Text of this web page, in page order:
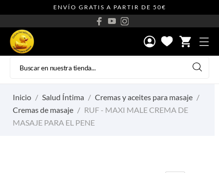
ENVÍO GRATIS A PARTIR DE 50€
shopping_cart
Inicio Salud Íntima
Cremas y aceites para masaje
Cremas de masaje
RUF - MAXI MALE CREMA DE
MASAJE PARA EL PENE